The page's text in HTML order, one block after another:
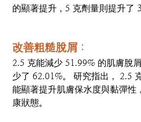
的顯著提升， 5 克劑量則提升了
改善粗糙脫屑 ：
2.5 克能減少 51.99% 的肌膚脫
少了 62.01%。 研究指出， 2.5
能顯著提升肌膚保水度與黏彈性
康狀態。